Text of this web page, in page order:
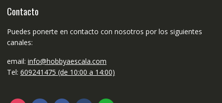
Contacto
Puedes ponerte en contacto con nosotros por los siguientes
canales:
email: info@hobbyaescala.com
Tel: 609241475 (de 10:00 a 14:00)